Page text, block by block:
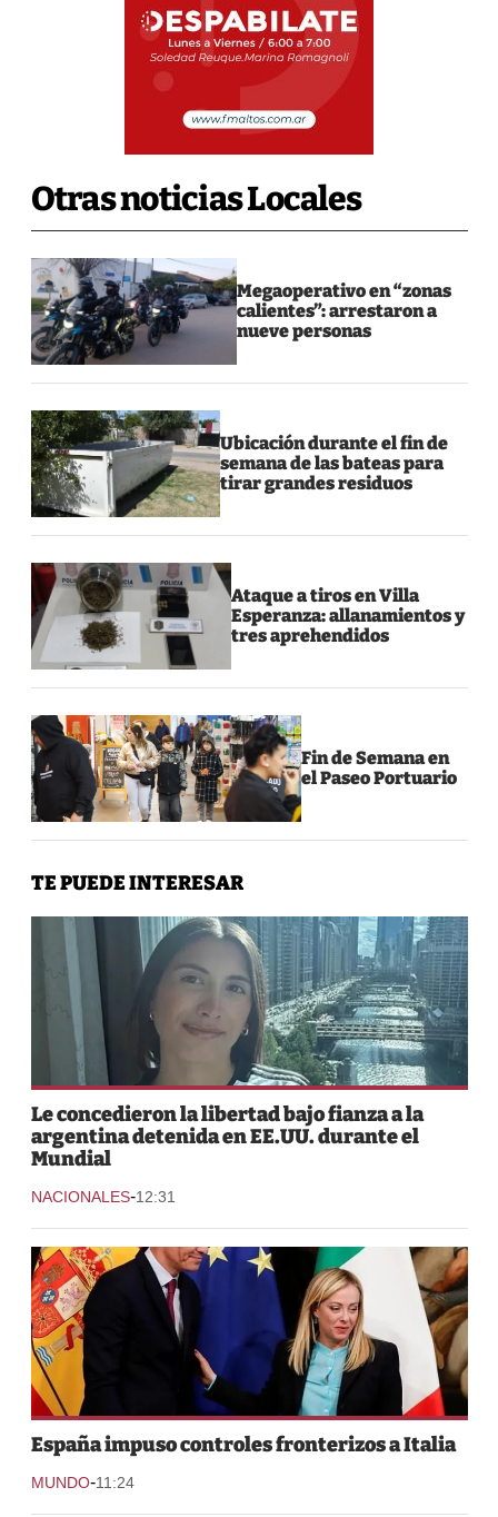
Otras noticias Locales
Megaoperativo en “zonas
calientes”: arrestaron a
nueve personas
Ubicación durante el fin de
semana de las bateas para
tirar grandes residuos
Ataque a tiros en Villa
Esperanza: allanamientos y
tres aprehendidos
Fin de Semana en
el Paseo Portuario
TE PUEDE INTERESAR
Le concedieron la libertad bajo fianza a la
argentina detenida en EE.UU. durante el
Mundial
NACIONALES-12:31
España impuso controles fronterizos a Italia
MUNDO-11:24